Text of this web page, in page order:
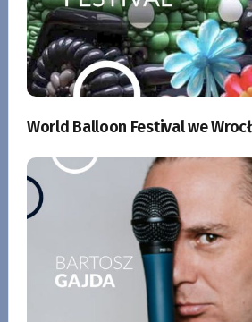
World Balloon Festival we